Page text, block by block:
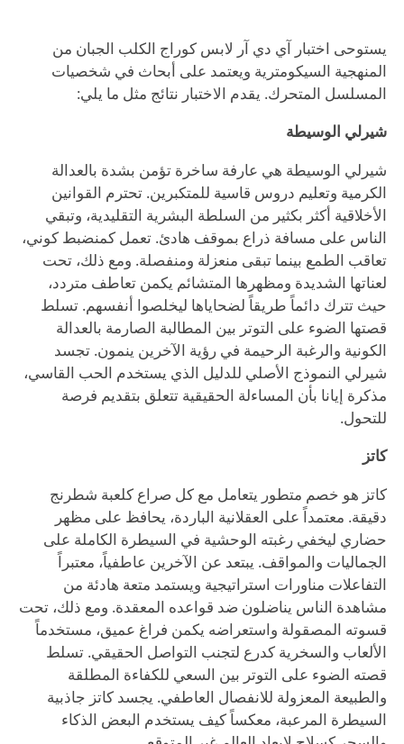
يستوحى اختبار آي دي آر لابس كوراج الكلب الجبان من
المنهجية السيكومترية ويعتمد على أبحاث في شخصيات
المسلسل المتحرك. يقدم الاختبار نتائج مثل ما يلي:
شيرلي الوسيطة
شيرلي الوسيطة هي عارفة ساخرة تؤمن بشدة بالعدالة
الكرمية وتعليم دروس قاسية للمتكبرين. تحترم القوانين
الأخلاقية أكثر بكثير من السلطة البشرية التقليدية، وتبقي
الناس على مسافة ذراع بموقف هادئ. تعمل كمنضبط كوني،
تعاقب الطمع بينما تبقى منعزلة ومنفصلة. ومع ذلك، تحت
لعناتها الشديدة ومظهرها المتشائم يكمن تعاطف متردد،
حيث تترك دائماً طريقاً لضحاياها ليخلصوا أنفسهم. تسلط
قصتها الضوء على التوتر بين المطالبة الصارمة بالعدالة
الكونية والرغبة الرحيمة في رؤية الآخرين ينمون. تجسد
شيرلي النموذج الأصلي للدليل الذي يستخدم الحب القاسي،
مذكرة إيانا بأن المساءلة الحقيقية تتعلق بتقديم فرصة
للتحول.
كاتز
كاتز هو خصم متطور يتعامل مع كل صراع كلعبة شطرنج
دقيقة. معتمداً على العقلانية الباردة، يحافظ على مظهر
حضاري ليخفي رغبته الوحشية في السيطرة الكاملة على
الجماليات والمواقف. يبتعد عن الآخرين عاطفياً، معتبراً
التفاعلات مناورات استراتيجية ويستمد متعة هادئة من
مشاهدة الناس يناضلون ضد قواعده المعقدة. ومع ذلك، تحت
قسوته المصقولة واستعراضه يكمن فراغ عميق، مستخدماً
الألعاب والسخرية كدرع لتجنب التواصل الحقيقي. تسلط
قصته الضوء على التوتر بين السعي للكفاءة المطلقة
والطبيعة المعزولة للانفصال العاطفي. يجسد كاتز جاذبية
السيطرة المرعبة، معكساً كيف يستخدم البعض الذكاء